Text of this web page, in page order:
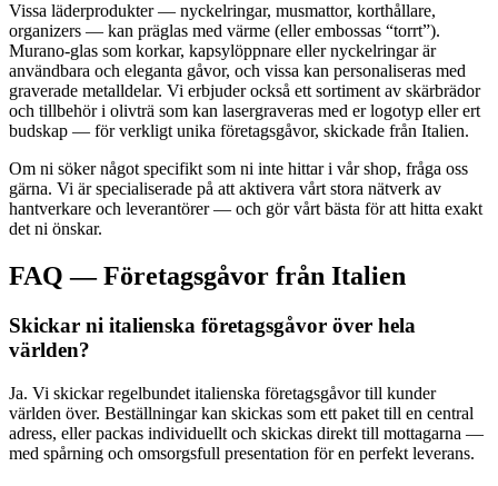
Vissa läderprodukter — nyckelringar, musmattor, korthållare,
organizers — kan präglas med värme (eller embossas “torrt”).
Murano-glas som korkar, kapsylöppnare eller nyckelringar är
användbara och eleganta gåvor, och vissa kan personaliseras med
graverade metalldelar. Vi erbjuder också ett sortiment av skärbrädor
och tillbehör i olivträ som kan lasergraveras med er logotyp eller ert
budskap — för verkligt unika företagsgåvor, skickade från Italien.
Om ni söker något specifikt som ni inte hittar i vår shop, fråga oss
gärna. Vi är specialiserade på att aktivera vårt stora nätverk av
hantverkare och leverantörer — och gör vårt bästa för att hitta exakt
det ni önskar.
FAQ — Företagsgåvor från Italien
Skickar ni italienska företagsgåvor över hela
världen?
Ja. Vi skickar regelbundet italienska företagsgåvor till kunder
världen över. Beställningar kan skickas som ett paket till en central
adress, eller packas individuellt och skickas direkt till mottagarna —
med spårning och omsorgsfull presentation för en perfekt leverans.